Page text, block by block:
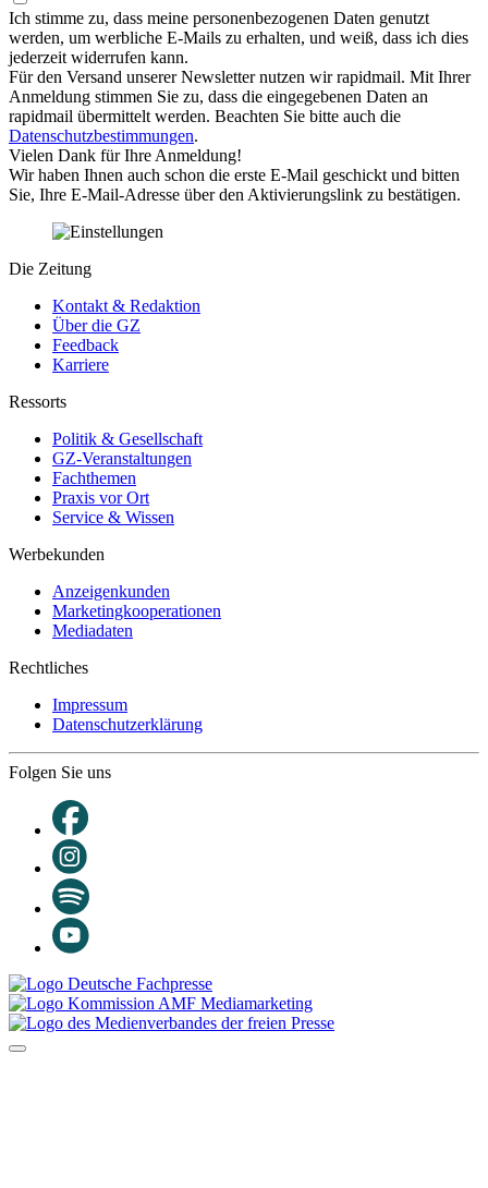
Ich stimme zu, dass meine personenbezogenen Daten genutzt
werden, um werbliche E-Mails zu erhalten, und weiß, dass ich dies
jederzeit widerrufen kann.
Für den Versand unserer Newsletter nutzen wir rapidmail. Mit Ihrer
Anmeldung stimmen Sie zu, dass die eingegebenen Daten an
rapidmail übermittelt werden. Beachten Sie bitte auch die
Datenschutzbestimmungen.
Vielen Dank für Ihre Anmeldung!
Wir haben Ihnen auch schon die erste E-Mail geschickt und bitten
Sie, Ihre E-Mail-Adresse über den Aktivierungslink zu bestätigen.
Die Zeitung
Kontakt & Redaktion
Über die GZ
Feedback
Karriere
Ressorts
Politik & Gesellschaft
GZ-Veranstaltungen
Fachthemen
Praxis vor Ort
Service & Wissen
Werbekunden
Anzeigenkunden
Marketingkooperationen
Mediadaten
Rechtliches
Impressum
Datenschutzerklärung
Folgen Sie uns